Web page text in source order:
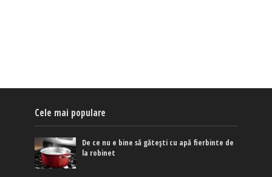
Cele mai populare
De ce nu e bine să gătești cu apă fierbinte de
la robinet